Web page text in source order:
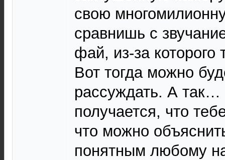
свою
сравнишь с
фай, из-за
Вот тогда можно
рассуждать. А так…
получается, что
что можно
понятным любому